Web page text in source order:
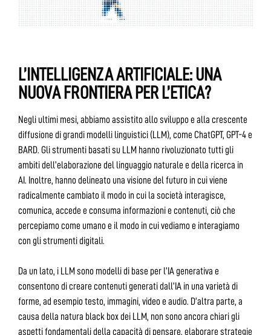
L’INTELLIGENZA ARTIFICIALE: UNA
NUOVA FRONTIERA PER L’ETICA?
Negli ultimi mesi, abbiamo assistito allo sviluppo e alla crescente
diffusione di grandi modelli linguistici (LLM), come ChatGPT, GPT-4 e
BARD. Gli strumenti basati su LLM hanno rivoluzionato tutti gli
ambiti dell’elaborazione del linguaggio naturale e della ricerca in
AI. Inoltre, hanno delineato una visione del futuro in cui viene
radicalmente cambiato il modo in cui la società interagisce,
comunica, accede e consuma informazioni e contenuti, ciò che
percepiamo come umano e il modo in cui vediamo e interagiamo
con gli strumenti digitali.
Da un lato, i LLM sono modelli di base per l’IA generativa e
consentono di creare contenuti generati dall’IA in una varietà di
forme, ad esempio testo, immagini, video e audio. D’altra parte, a
causa della natura black box dei LLM, non sono ancora chiari gli
aspetti fondamentali della capacità di pensare, elaborare strategie